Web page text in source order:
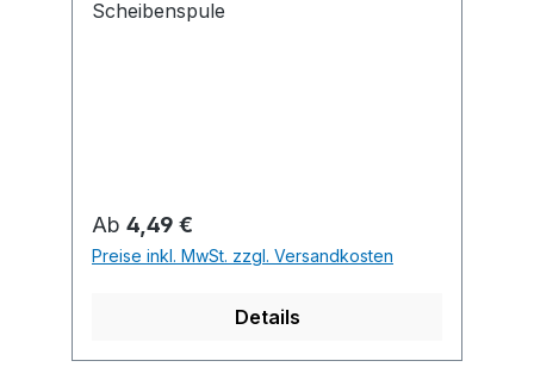
Scheibenspule
Regulärer Preis:
Ab 4,49 €
Preise inkl. MwSt. zzgl. Versandkosten
Details